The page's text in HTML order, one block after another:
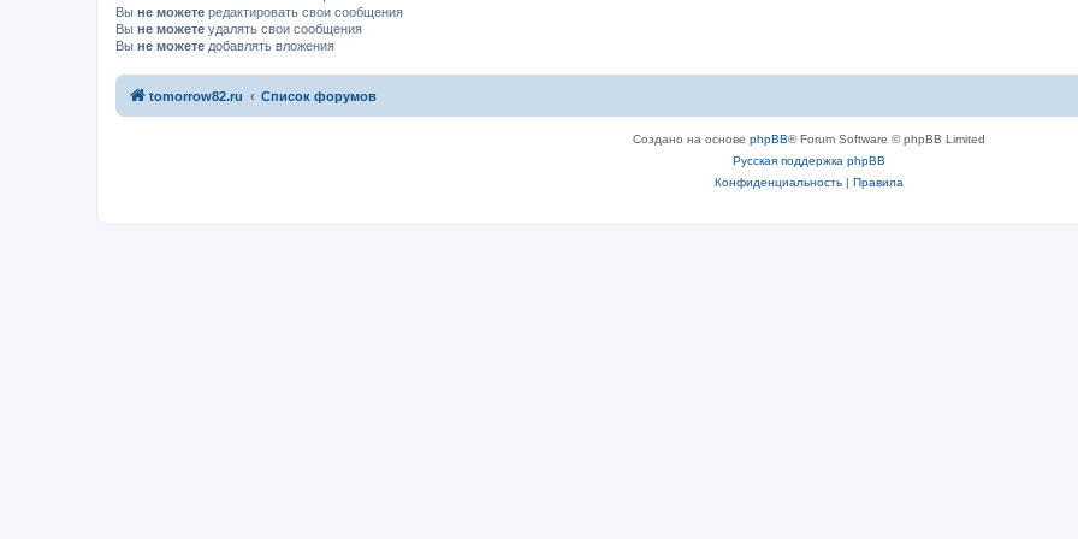
Вы не можете редактировать свои сообщения
Вы не можете удалять свои сообщения
Вы не можете добавлять вложения
tomorrow82.ru Список форумов
Создано на основе phpBB® Forum Software © phpBB Limited
Русская поддержка phpBB
Конфиденциальность| Правила